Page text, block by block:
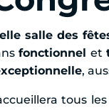
salle des
fonctionnel et
,
tous